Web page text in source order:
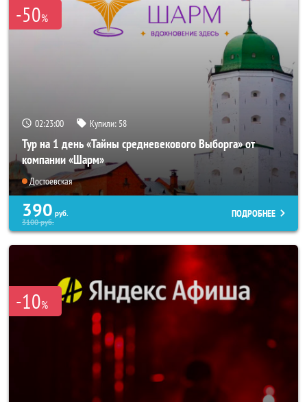
-50%
02:22:59 Купили: 58
Тур на 1 день «Тайны средневекового Выборга» от
компании «Шарм»
Достоевская
390 руб.
3100руб.
ПОДРОБНЕЕ
-10%